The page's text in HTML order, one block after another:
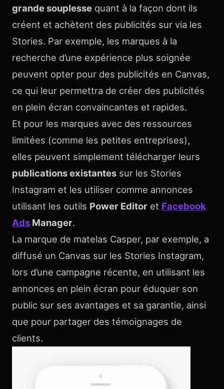
grande souplesse quant à la façon dont ils
créent et achètent des publicités sur via les
Stories. Par exemple, les marques à la
recherche d’une expérience plus soignée
peuvent opter pour des publicités en Canvas,
ce qui leur permettra de créer des publicités
en plein écran convaincantes et rapides.
Et pour les marques avec des ressources
limitées (comme les petites entreprises),
elles peuvent simplement télécharger leurs
publications existantes sur les Stories
Instagram et les utiliser comme annonces
utilisant les outils Power Editor et Facebook
Ads Manager.
La marque de matelas Casper, par exemple, a
diffusé un Canvas sur les Stories Instagram,
lors d’une campagne récente, en utilisant les
annonces en plein écran pour éduquer son
public sur ses avantages et sa garantie, ainsi
que pour partager des témoignages de
clients.